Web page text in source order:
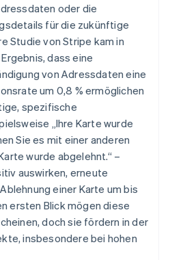
oder die
für die zukünftige
Studie von Stripe kam in
dass eine
von Adressdaten eine
um 0,8 % ermöglichen
spezifische
„Ihre Karte wurde
Sie es mit einer anderen
wurde abgelehnt.“ –
auswirken, erneute
einer Karte um bis
ersten Blick mögen diese
doch sie fördern in der
insbesondere bei hohen